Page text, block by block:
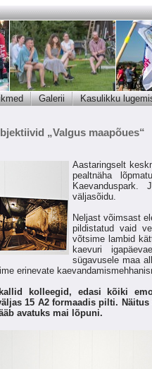
Galerii Kasulikku
„Valgus maapõues“
Aastaringselt
pealtnäha
väljasõidu.
Neljast võimsast
pildistatud vaid
võtsime lambid
kaevuri
sügavusele maa
erinevate
kolleegid, edasi kõiki
15 A2 formaadis pilti.
avatuks mai lõpuni.